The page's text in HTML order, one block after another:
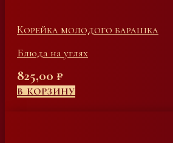
Корейка молодого барашка
Блюда на углях
825,00 ₽
В КОРЗИНУ